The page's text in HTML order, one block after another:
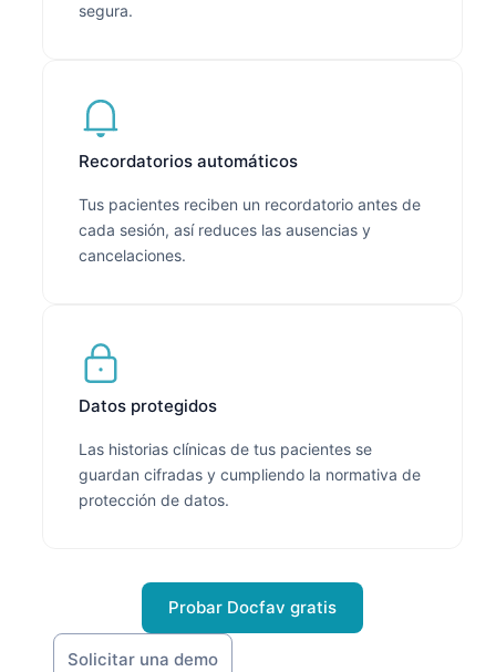
segura.
Recordatorios automáticos
Tus pacientes reciben un recordatorio antes de
cada sesión, así reduces las ausencias y
cancelaciones.
Datos protegidos
Las historias clínicas de tus pacientes se
guardan cifradas y cumpliendo la normativa de
protección de datos.
Probar Docfav gratis
Solicitar una demo